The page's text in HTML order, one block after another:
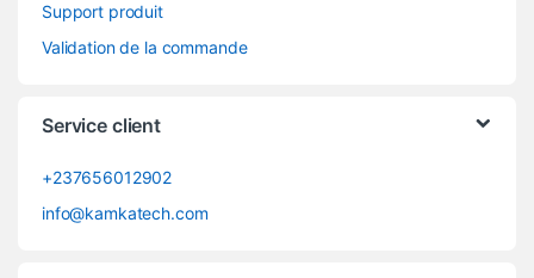
Support produit
Validation de la commande
Service client
+237656012902
info@kamkatech.com